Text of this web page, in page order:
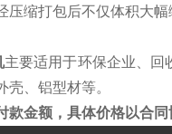
压缩打包后不仅体积大
主要适用于环保企业、回
、铝型材等。
金额，具体价格以合同